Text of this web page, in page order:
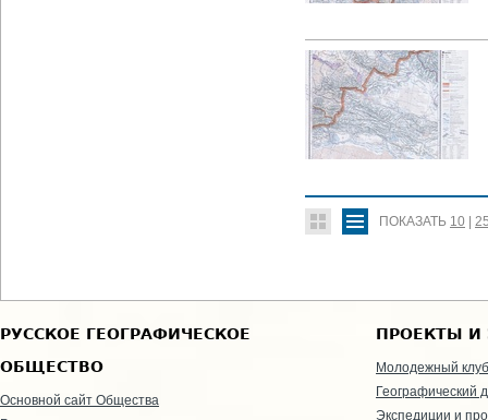
ПОКАЗАТЬ 10
РУССКОЕ ГЕОГРАФИЧЕСКОЕ
ОБЩЕСТВО
Основной сайт Общества
ПРОЕКТЫ И
Молодежный клуб
Географический
Экспедиции и